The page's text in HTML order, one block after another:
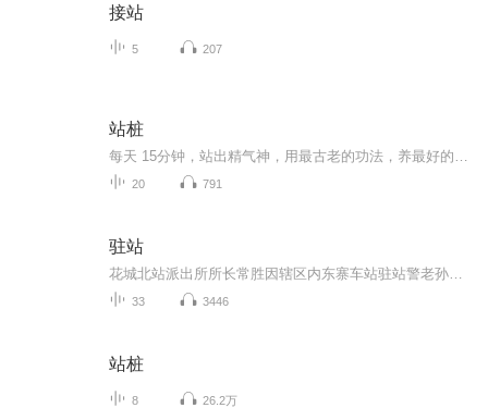
接站
5 207
站桩
20 791
驻站
33 3446
站桩
8 26.2万